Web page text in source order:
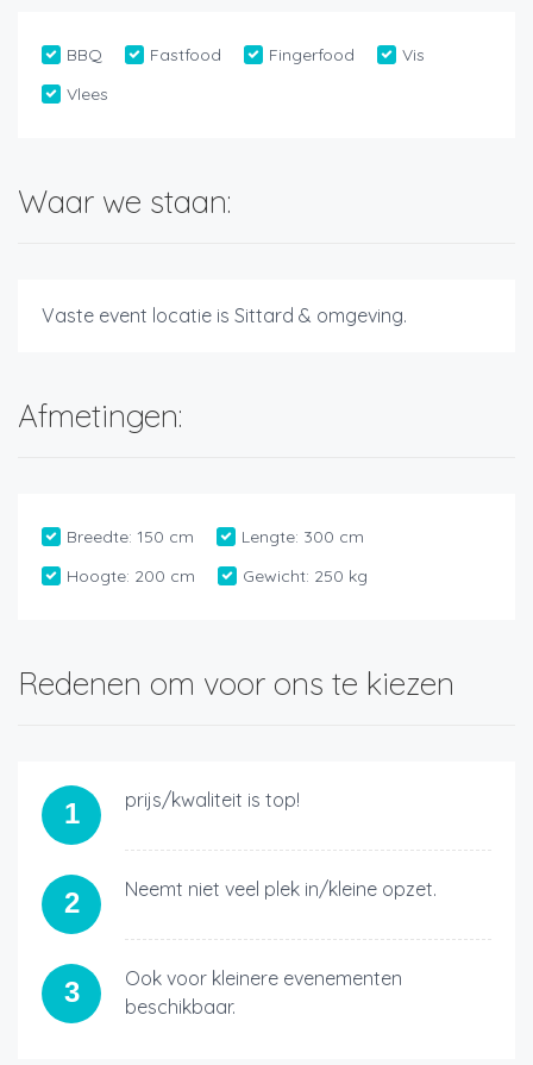
BBQ Fastfood Fingerfood
Vis
Vlees
Waar we staan:
Vaste event locatie is Sittard & omgeving.
Afmetingen:
Breedte: 150 cm Lengte: 300 cm
Hoogte: 200 cm Gewicht: 250 kg
Redenen om voor ons te kiezen
1 prijs/kwaliteit is top!
2 Neemt niet veel plek in/kleine opzet.
3
Ook voor kleinere evenementen
beschikbaar.